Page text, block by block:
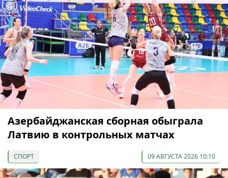
Азербайджанская сборная обыграла
Латвию в контрольных матчах
СПОРТ 09 АВГУСТА 2026 10:10